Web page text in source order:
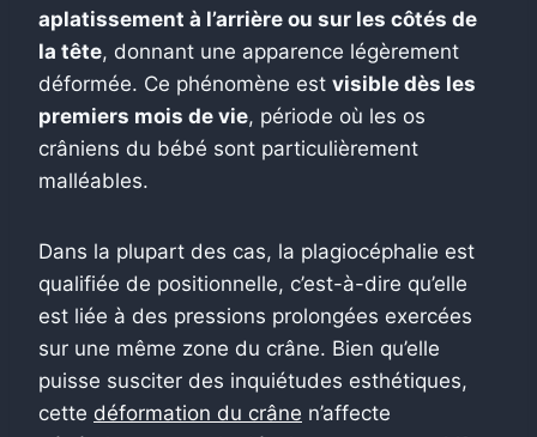
aplatissement à l’arrière ou sur les côtés de
la tête, donnant une apparence légèrement
déformée. Ce phénomène est visible dès les
premiers mois de vie, période où les os
crâniens du bébé sont particulièrement
malléables.
Dans la plupart des cas, la plagiocéphalie est
qualifiée de positionnelle, c’est-à-dire qu’elle
est liée à des pressions prolongées exercées
sur une même zone du crâne. Bien qu’elle
puisse susciter des inquiétudes esthétiques,
cette déformation du crâne n’affecte